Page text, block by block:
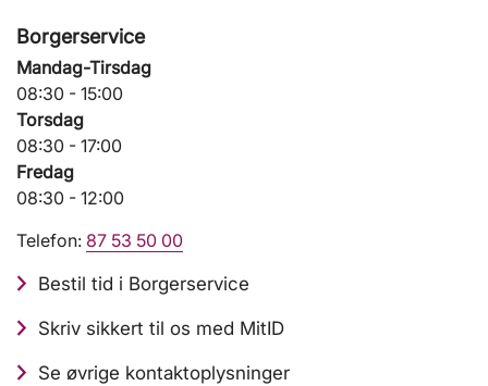
Borgerservice
Mandag-Tirsdag
08:30 - 15:00
Torsdag
08:30 - 17:00
Fredag
08:30 - 12:00
Telefon: 87 53 50 00
Bestil tid i Borgerservice
Skriv sikkert til os med MitID
Se øvrige kontaktoplysninger